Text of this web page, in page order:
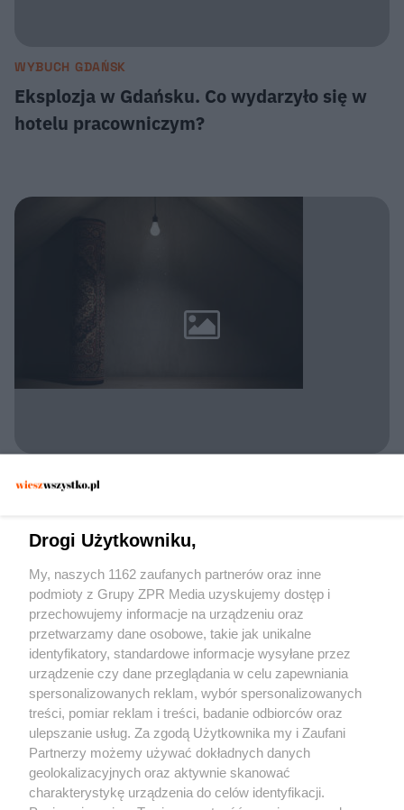
WYBUCH GDAŃSK
Eksplozja w Gdańsku. Co wydarzyło się w
hotelu pracowniczym?
dywan wystarczył, by zmylić
funkcjonariuszy?
Żaden utwór zamieszczony w serwisie nie może być powielany i
rozpowszechniany lub dalej rozpowszechniany w jakikolwiek sposób (w tym
także elektroniczny lub mechaniczny) na jakimkolwiek polu eksploatacji w
jakiejkolwiek formie, włącznie z umieszczaniem w Internecie bez pisemnej
zgody właściciela praw. Jakiekolwiek użycie lub wykorzystanie utworów w
całości lub w części z naruszeniem prawa, tzn. bez właściwej zgody, jest
zabronione pod groźbą kary i może być ścigane prawnie.
Drogi Użytkowniku,
My, naszych 1162 zaufanych partnerów oraz inne
podmioty z Grupy ZPR Media uzyskujemy dostęp i
przechowujemy informacje na urządzeniu oraz
przetwarzamy dane osobowe, takie jak unikalne
identyfikatory, standardowe informacje wysyłane przez
urządzenie czy dane przeglądania w celu zapewniania
spersonalizowanych reklam, wybór spersonalizowanych
treści, pomiar reklam i treści, badanie odbiorców oraz
ulepszanie usług. Za zgodą Użytkownika my i Zaufani
Partnerzy możemy używać dokładnych danych
geolokalizacyjnych oraz aktywnie skanować
charakterystykę urządzenia do celów identyfikacji.